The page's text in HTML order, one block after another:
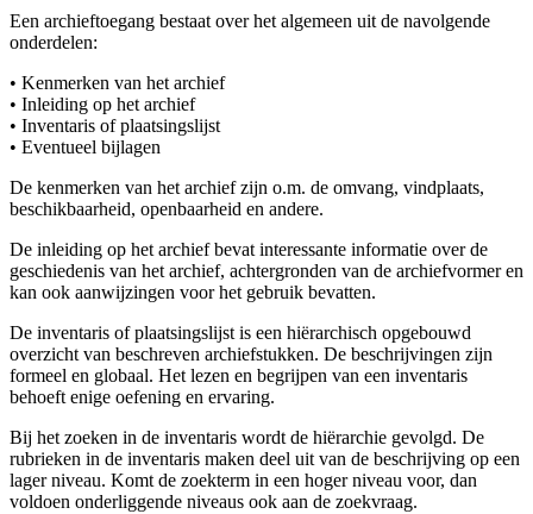
Een archieftoegang bestaat over het algemeen uit de navolgende
onderdelen:
• Kenmerken van het archief
• Inleiding op het archief
• Inventaris of plaatsingslijst
• Eventueel bijlagen
De kenmerken van het archief zijn o.m. de omvang, vindplaats,
beschikbaarheid, openbaarheid en andere.
De inleiding op het archief bevat interessante informatie over de
geschiedenis van het archief, achtergronden van de archiefvormer en
kan ook aanwijzingen voor het gebruik bevatten.
De inventaris of plaatsingslijst is een hiërarchisch opgebouwd
overzicht van beschreven archiefstukken. De beschrijvingen zijn
formeel en globaal. Het lezen en begrijpen van een inventaris
behoeft enige oefening en ervaring.
Bij het zoeken in de inventaris wordt de hiërarchie gevolgd. De
rubrieken in de inventaris maken deel uit van de beschrijving op een
lager niveau. Komt de zoekterm in een hoger niveau voor, dan
voldoen onderliggende niveaus ook aan de zoekvraag.